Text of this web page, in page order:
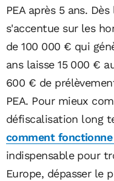
PEA après 5 ans.
s'accentue sur les
de 100 000 € qui
ans laisse 15 000 €
600 € de
PEA. Pour mieux
défiscalisation long
comment
indispensable pour
Europe, dépasser le